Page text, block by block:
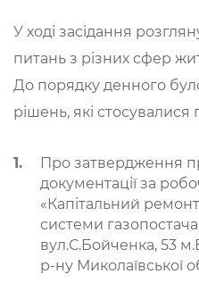
У ході засідання
питань з різних сфер
До порядку денного
рішень, які
Про затвердження
документації за
«Капітальний
системи
вул.С.Бойченка, 53
р-ну Миколаївської